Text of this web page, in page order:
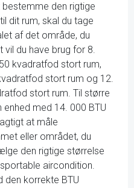
den rigtige
dit rum, skal du tage
af det område, du
vil du have brug for 8.
kvadratfod stort rum,
stort rum og 12.
stort rum. Til større
med 14. 000 BTU
at måle
eller området, du
den rigtige størrelse
aircondition.
den korrekte BTU